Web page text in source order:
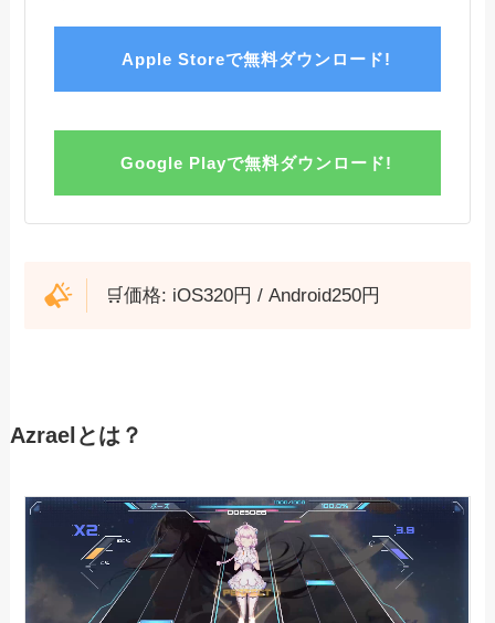
Apple Storeで無料ダウンロード!
Google Playで無料ダウンロード!
🛒価格: iOS320円 / Android250円
Azraelとは？